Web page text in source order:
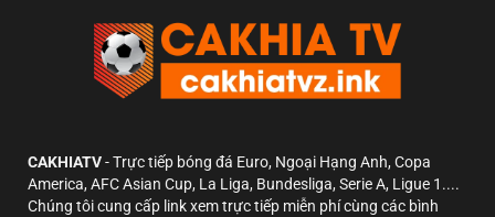
CAKHIATV- Trực tiếp bóng đá Euro, Ngoại Hạng Anh, Copa
America, AFC Asian Cup, La Liga, Bundesliga, Serie A, Ligue 1....
Chúng tôi cung cấp link xem trực tiếp miễn phí cùng các bình